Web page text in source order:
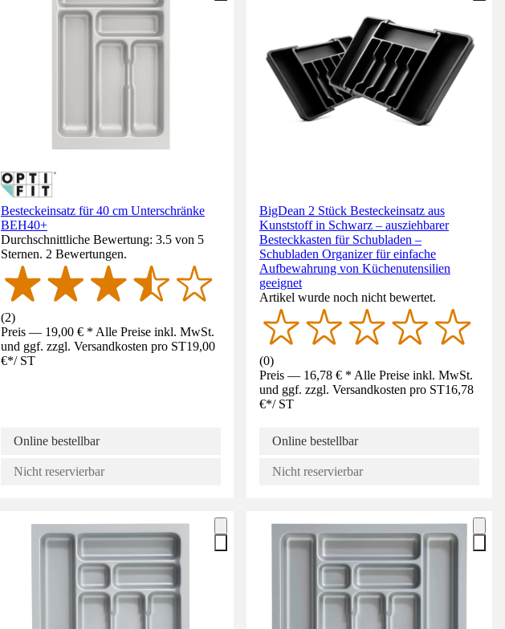
Besteckeinsatz für 40 cm Unterschränke
BEH40+
Durchschnittliche Bewertung: 3.5 von 5
Sternen. 2 Bewertungen.
(2)
Preis — 19,00 € * Alle Preise inkl. MwSt.
und ggf. zzgl. Versandkosten pro ST19,00
€*/ ST
Online bestellbar
Nicht reservierbar
BigDean 2 Stück Besteckeinsatz aus
Kunststoff in Schwarz – ausziehbarer
Besteckkasten für Schubladen –
Schubladen Organizer für einfache
Aufbewahrung von Küchenutensilien
geeignet
Artikel wurde noch nicht bewertet.
(0)
Preis — 16,78 € * Alle Preise inkl. MwSt.
und ggf. zzgl. Versandkosten pro ST16,78
€*/ ST
Online bestellbar
Nicht reservierbar